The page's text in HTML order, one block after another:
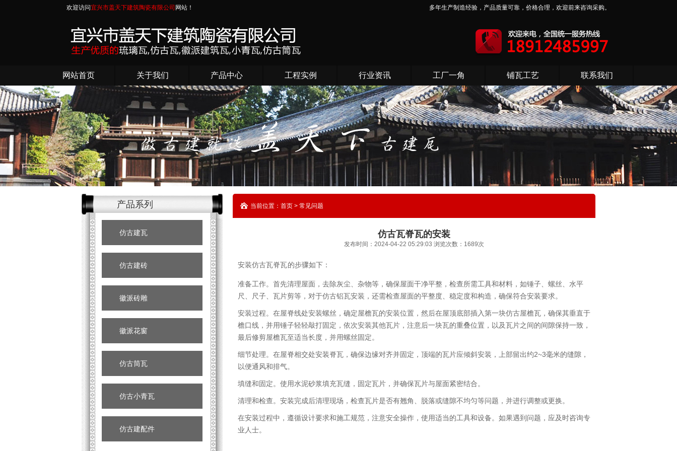
欢迎访问宜兴市盖天下建筑陶瓷有限公司 网站！ 多年生产制造经验，产品质量可靠，价格合理，欢迎前来咨询采购。
网站首页 关于我们 产品中心 工程实例 行业资讯 工厂一角 铺瓦工艺 联系我们
产品系列
仿古建瓦
仿古建砖
徽派砖雕
徽派花窗
仿古筒瓦
仿古小青瓦
仿古建配件
当前位置：首页 > 常见问题
仿古瓦脊瓦的安装
发布时间：2024-04-22 05:29:03 浏览次数：1689次
安装仿古瓦脊瓦的步骤如下：
准备工作。首先清理屋面，去除灰尘、杂物等，确保屋面干净平整，检查所需工具和材料，如锤子、螺丝、水平
尺、尺子、瓦片剪等，对于仿古铝瓦安装，还需检查屋面的平整度、稳定度和构造，确保符合安装要求。
安装过程。在屋脊线处安装螺丝，确定屋檐瓦的安装位置，然后在屋顶底部插入第一块仿古屋檐瓦，确保其垂直于
檐口线，并用锤子轻轻敲打固定，依次安装其他瓦片，注意后一块瓦的重叠位置，以及瓦片之间的间隙保持一致，
最后修剪屋檐瓦至适当长度，并用螺丝固定。
细节处理。在屋脊相交处安装脊瓦，确保边缘对齐并固定，顶端的瓦片应倾斜安装，上部留出约2~3毫米的缝隙，
以便通风和排气。
填缝和固定。使用水泥砂浆填充瓦缝，固定瓦片，并确保瓦片与屋面紧密结合。
清理和检查。安装完成后清理现场，检查瓦片是否有翘角、脱落或缝隙不均匀等问题，并进行调整或更换。
在安装过程中，遵循设计要求和施工规范，注意安全操作，使用适当的工具和设备。如果遇到问题，应及时咨询专
业人士。